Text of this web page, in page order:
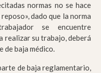
normas no se hace
dado que la norma
se encuentre
realizar su trabajo, deberá
de baja médico.
de baja reglamentario,